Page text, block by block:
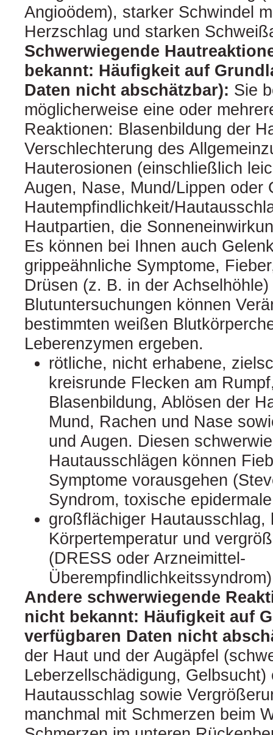
Angioödem), starker Schwindel
Herzschlag und starken
Schwerwiegende
bekannt: Häufigkeit auf
Daten nicht abschätzbar): Sie
möglicherweise eine oder
Reaktionen: Blasenbildung der
Verschlechterung des
Hauterosionen (einschließlich
Augen, Nase, Mund/Lippen oder
Hautempfindlichkeit/
Hautpartien, die
Es können bei Ihnen auch
grippeähnliche Symptome,
Drüsen (z. B. in der
Blutuntersuchungen können
bestimmten weißen
Leberenzymen ergeben.
rötliche, nicht erhabene,
kreisrunde Flecken am
Blasenbildung, Ablösen der
Mund, Rachen und Nase
und Augen. Diesen
Hautausschlägen können
Symptome vorausgehen
Syndrom, toxische
großflächiger Hautausschlag,
Körpertemperatur und
(DRESS oder Arzneimittel-
Andere schwerwiegende
nicht bekannt: Häufigkeit auf
verfügbaren Daten nicht
der Haut und der Augäpfel
Leberzellschädigung, Gelbsucht)
Hautausschlag sowie
manchmal mit Schmerzen beim